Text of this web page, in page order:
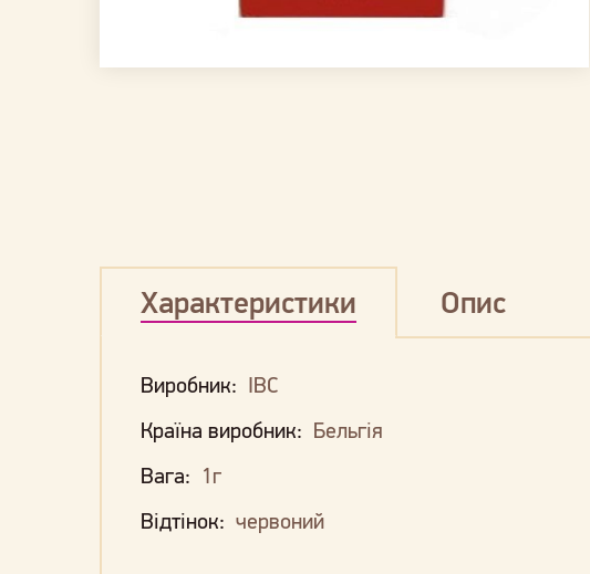
Характеристики Опис
Виробник: IBC
Країна виробник: Бельгія
Вага: 1г
Відтінок: червоний